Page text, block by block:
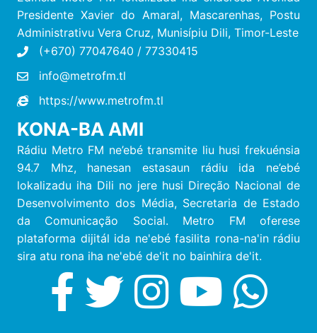
Presidente Xavier do Amaral, Mascarenhas, Postu
Administrativu Vera Cruz, Munisípiu Dili, Timor-Leste
(+670) 77047640 / 77330415
info@metrofm.tl
https://www.metrofm.tl
KONA-BA AMI
Rádiu Metro FM ne’ebé transmite liu husi frekuénsia
94.7 Mhz, hanesan estasaun rádiu ida ne’ebé
lokalizadu iha Dili no jere husi Direção Nacional de
Desenvolvimento dos Média, Secretaria de Estado
da Comunicação Social. Metro FM oferese
plataforma dijitál ida ne'ebé fasilita rona-na'in rádiu
sira atu rona iha ne'ebé de'it no bainhira de'it.